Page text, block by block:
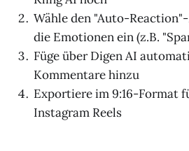
Wähle den "Auto-
die Emotionen ein (z.B.
Füge über Digen AI
Kommentare hinzu
Exportiere im 9:16-Format
Instagram Reels